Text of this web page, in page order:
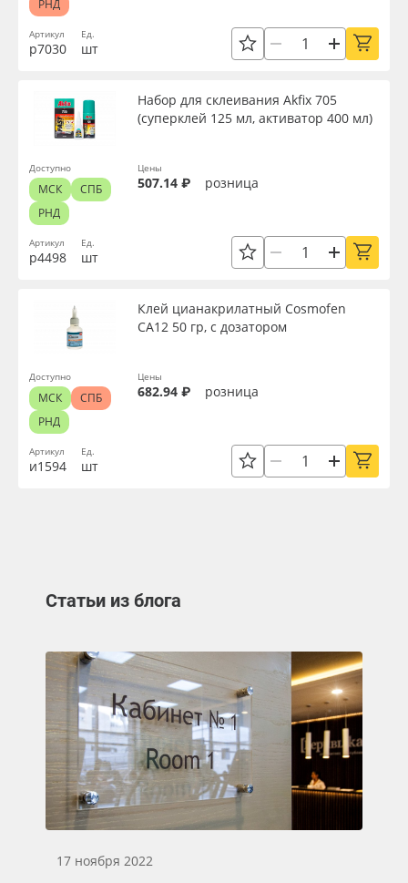
Артикул
р7030
Ед.
шт
РНД
Артикул
р4498
Набор для склеивания Akfix 705
(суперклей 125 мл, активатор 400 мл)
Ед.
шт
Цены
507.14 ₽ розница
Доступно
МСК
СПБ
РНД
Артикул
и1594
Клей цианакрилатный Cosmofen
CA12 50 гр, с дозатором
Ед.
шт
Цены
682.94 ₽ розница
Доступно
МСК
СПБ
РНД
Статьи из блога
17 ноября 2022